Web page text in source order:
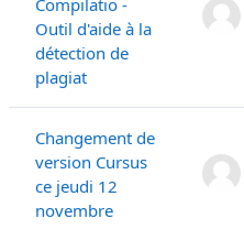
Compilatio -
Outil d'aide à la
détection de
plagiat
Changement de
version Cursus
ce jeudi 12
novembre